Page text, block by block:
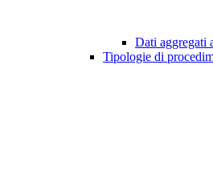
Dati aggregati
Tipologie di